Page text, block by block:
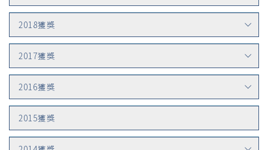
2018獲獎
2017獲獎
2016獲獎
2015獲獎